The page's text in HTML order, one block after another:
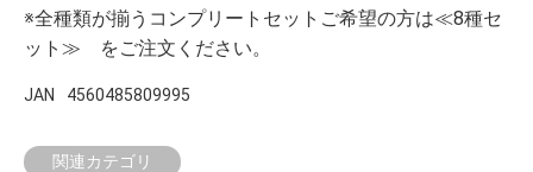
※全種類が揃うコンプリートセットご希望の方は≪8種セ
ット≫ をご注文ください。
JAN 4560485809995
関連カテゴリ